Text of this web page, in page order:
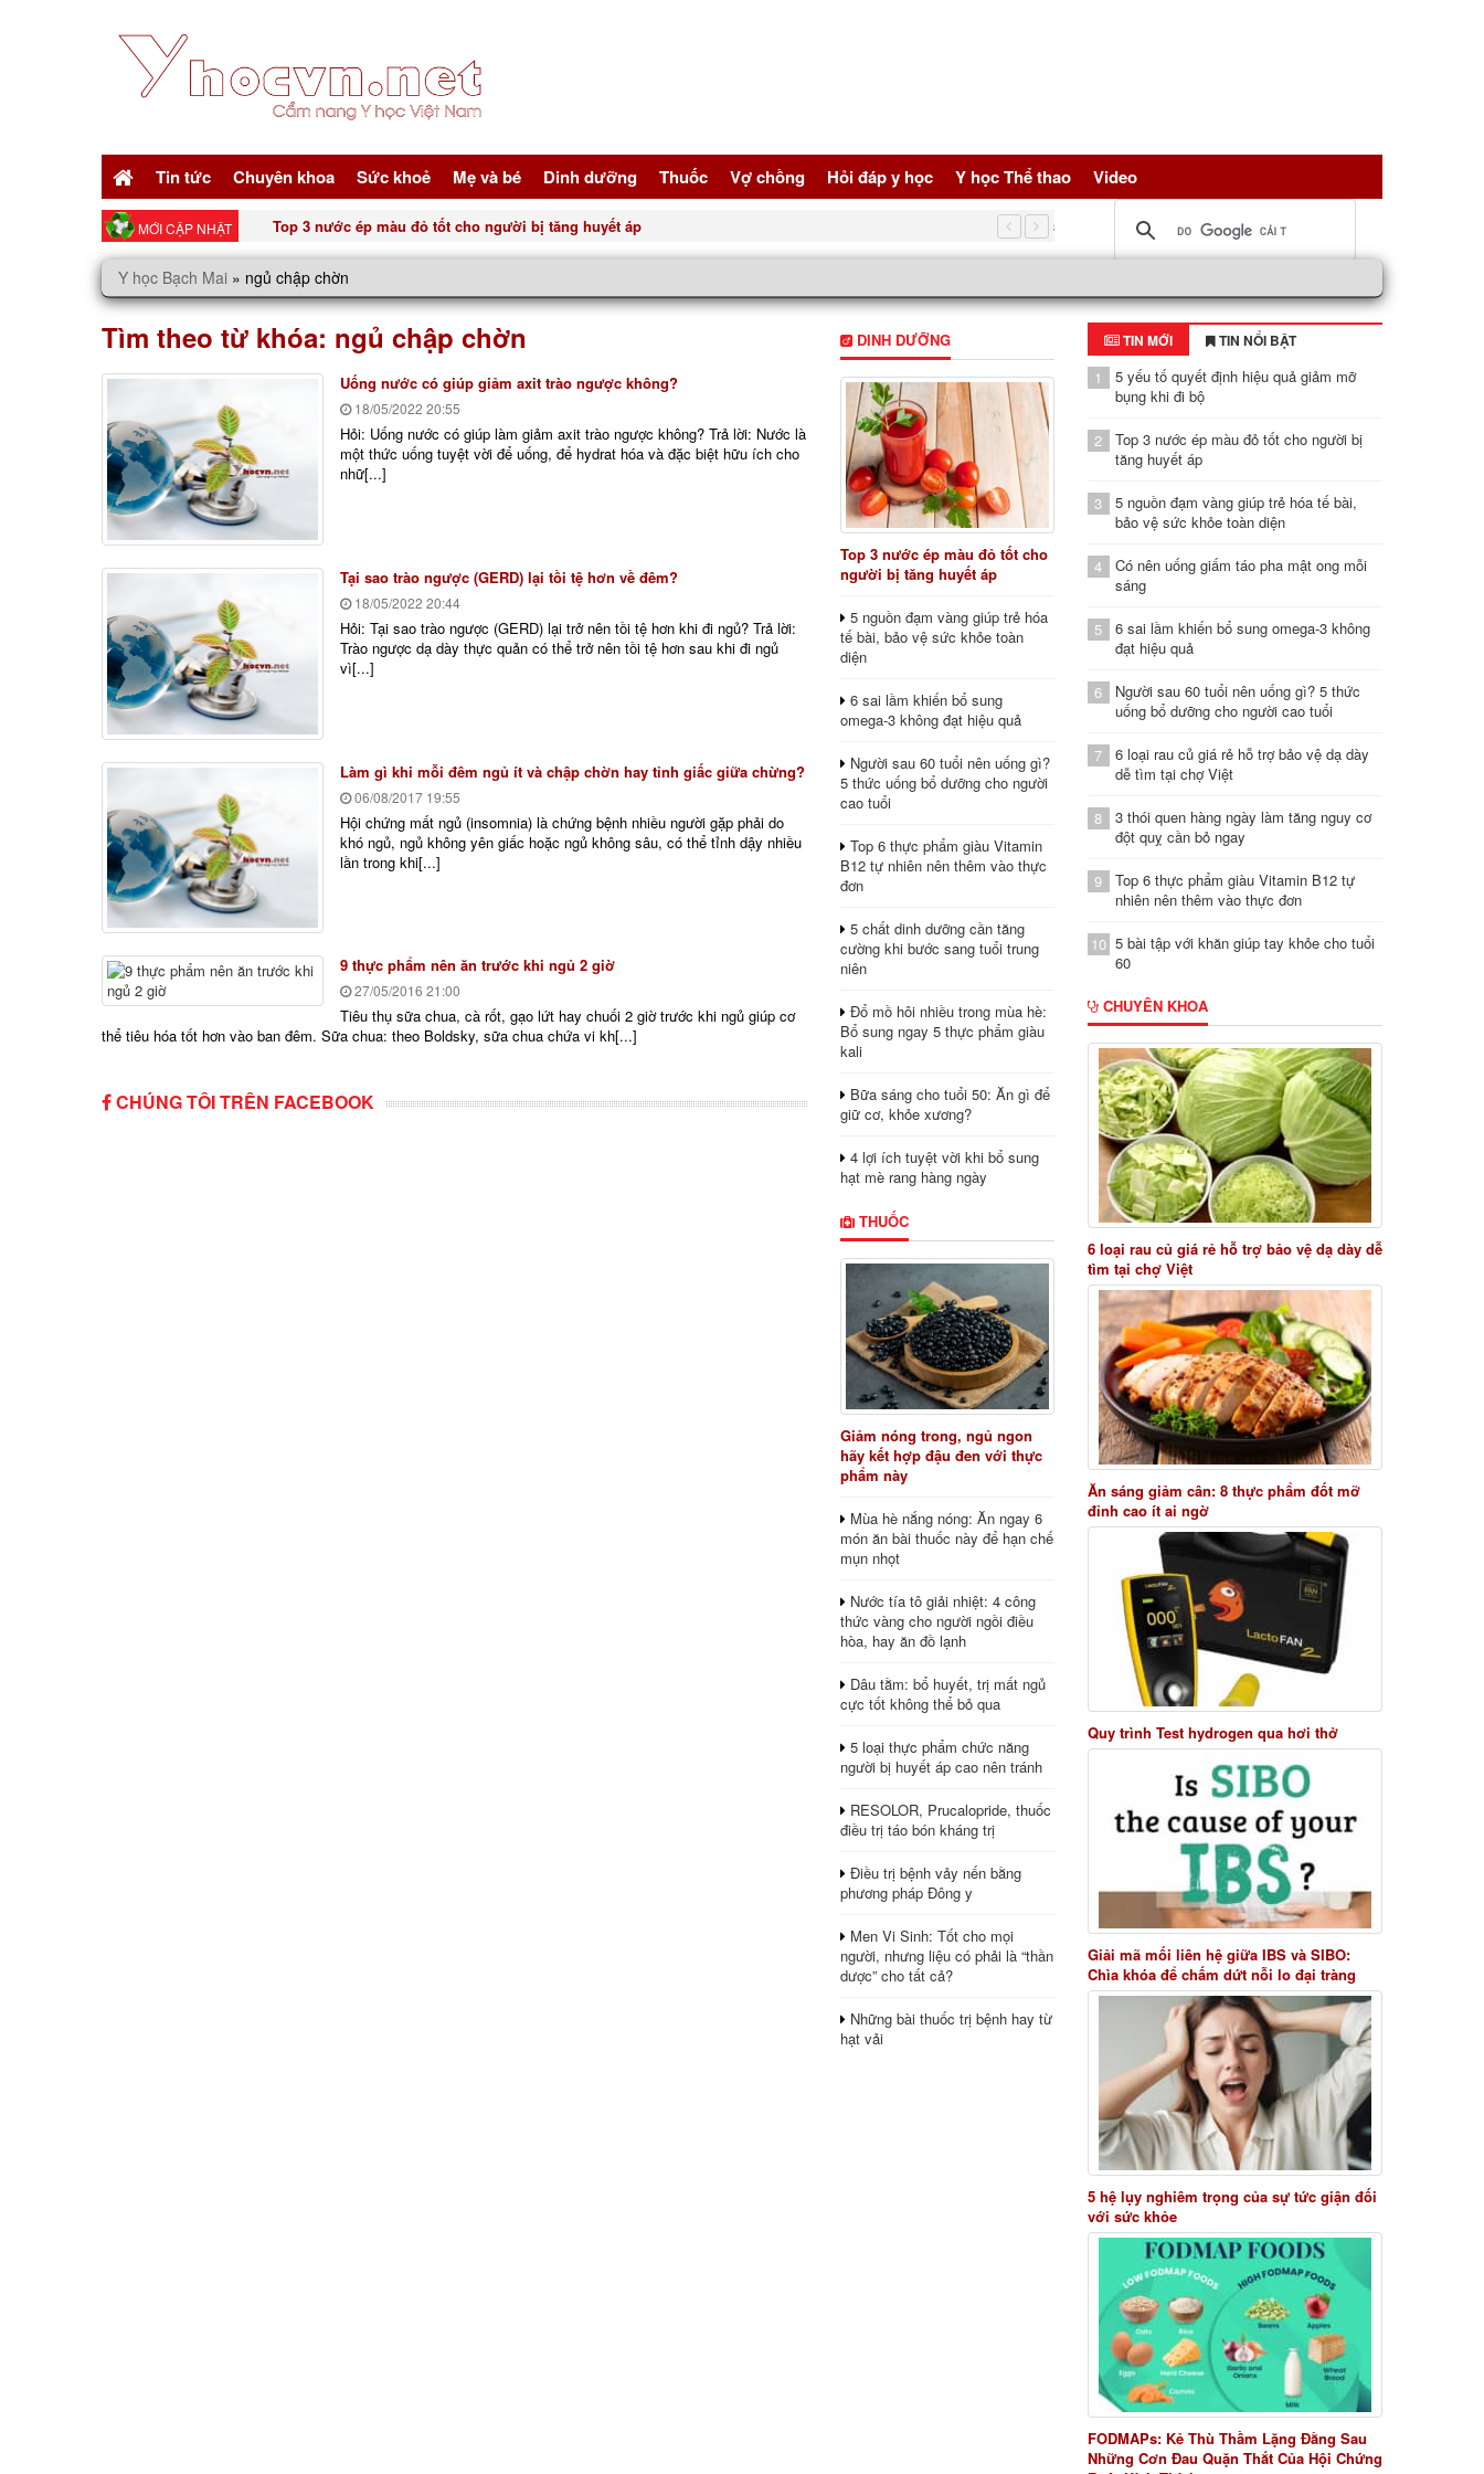
Tin tức Chuyên khoa Sức khoẻ Mẹ và bé Dinh dưỡng Thuốc Vợ chồng Hỏi đáp y học Y học Thể thao Video
MỚI CẬP NHẬT Top 3 nước ép màu đỏ tốt cho người bị tăng huyết áp 5 nguồn đạm vàng giúp trẻ hóa tế bài, bảo vệ sức khỏe toàn
Y học Bạch Mai » ngủ chập chờn
ngủ chập chờn
Tìm theo từ khóa:
Uống nước có giúp giảm axit trào ngược không?
18/05/2022 20:55
Hỏi: Uống nước có giúp làm giảm axit trào ngược không? Trả lời: Nước là
một thức uống tuyệt vời để uống, để hydrat hóa và đặc biệt hữu ích cho
nhữ[...]
Tại sao trào ngược (GERD) lại tồi tệ hơn về đêm?
18/05/2022 20:44
Hỏi: Tại sao trào ngược (GERD) lại trở nên tồi tệ hơn khi đi ngủ? Trả lời:
Trào ngược dạ dày thực quản có thể trở nên tồi tệ hơn sau khi đi ngủ
vì[...]
Làm gì khi mỗi đêm ngủ ít và chập chờn hay tỉnh giấc giữa chừng?
06/08/2017 19:55
Hội chứng mất ngủ (insomnia) là chứng bệnh nhiều người gặp phải do
khó ngủ, ngủ không yên giấc hoặc ngủ không sâu, có thể tỉnh dậy nhiều
lần trong khi[...]
9 thực phẩm nên ăn trước khi ngủ 2 giờ
27/05/2016 21:00
Tiêu thụ sữa chua, cà rốt, gạo lứt hay chuối 2 giờ trước khi ngủ giúp cơ
thể tiêu hóa tốt hơn vào ban đêm. Sữa chua: theo Boldsky, sữa chua chứa vi kh[...]
CHÚNG TÔI TRÊN FACEBOOK
DINH DƯỠNG
Top 3 nước ép màu đỏ tốt cho
người bị tăng huyết áp
5 nguồn đạm vàng giúp trẻ hóa
tế bài, bảo vệ sức khỏe toàn
diện
6 sai lầm khiến bổ sung
omega-3 không đạt hiệu quả
Người sau 60 tuổi nên uống gì?
5 thức uống bổ dưỡng cho người
cao tuổi
Top 6 thực phẩm giàu Vitamin
B12 tự nhiên nên thêm vào thực
đơn
5 chất dinh dưỡng cần tăng
cường khi bước sang tuổi trung
niên
Đổ mồ hôi nhiều trong mùa hè:
Bổ sung ngay 5 thực phẩm giàu
kali
Bữa sáng cho tuổi 50: Ăn gì để
giữ cơ, khỏe xương?
4 lợi ích tuyệt vời khi bổ sung
hạt mè rang hàng ngày
THUỐC
Giảm nóng trong, ngủ ngon
hãy kết hợp đậu đen với thực
phẩm này
Mùa hè nắng nóng: Ăn ngay 6
món ăn bài thuốc này để hạn chế
mụn nhọt
Nước tía tô giải nhiệt: 4 công
thức vàng cho người ngồi điều
hòa, hay ăn đồ lạnh
Dâu tằm: bổ huyết, trị mất ngủ
cực tốt không thể bỏ qua
5 loại thực phẩm chức năng
người bị huyết áp cao nên tránh
RESOLOR, Prucalopride, thuốc
điều trị táo bón kháng trị
Điều trị bệnh vảy nến bằng
phương pháp Đông y
Men Vi Sinh: Tốt cho mọi
người, nhưng liệu có phải là “thần
dược” cho tất cả?
Những bài thuốc trị bệnh hay từ
hạt vải
TIN MỚI TIN NỔI BẬT
1
5 yếu tố quyết định hiệu quả giảm mỡ
bụng khi đi bộ
2
Top 3 nước ép màu đỏ tốt cho người bị
tăng huyết áp
3
5 nguồn đạm vàng giúp trẻ hóa tế bài,
bảo vệ sức khỏe toàn diện
4
Có nên uống giấm táo pha mật ong mỗi
sáng
5
6 sai lầm khiến bổ sung omega-3 không
đạt hiệu quả
6
Người sau 60 tuổi nên uống gì? 5 thức
uống bổ dưỡng cho người cao tuổi
7
6 loại rau củ giá rẻ hỗ trợ bảo vệ dạ dày
dễ tìm tại chợ Việt
8
3 thói quen hàng ngày làm tăng nguy cơ
đột quỵ cần bỏ ngay
9
Top 6 thực phẩm giàu Vitamin B12 tự
nhiên nên thêm vào thực đơn
10 5 bài tập với khăn giúp tay khỏe cho tuổi
60
CHUYÊN KHOA
6 loại rau củ giá rẻ hỗ trợ bảo vệ dạ dày dễ
tìm tại chợ Việt
Ăn sáng giảm cân: 8 thực phẩm đốt mỡ
đỉnh cao ít ai ngờ
Quy trình Test hydrogen qua hơi thở
Giải mã mối liên hệ giữa IBS và SIBO:
Chìa khóa để chấm dứt nỗi lo đại tràng
5 hệ lụy nghiêm trọng của sự tức giận đối
với sức khỏe
FODMAPs: Kẻ Thù Thầm Lặng Đằng Sau
Những Cơn Đau Quặn Thắt Của Hội Chứng